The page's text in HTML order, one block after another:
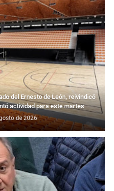
del Ernesto de León, reivindicó
actividad para este martes
de 2026